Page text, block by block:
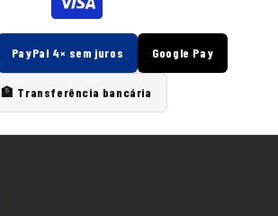
PayPal 4× sem juros Google Pay
🏦 Transferência bancária